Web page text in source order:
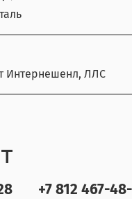
Интернешенл, ЛЛС
+7 812 467-